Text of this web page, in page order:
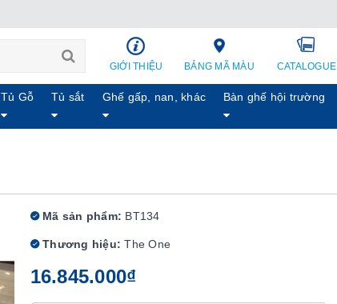
GIỚI THIỆU BẢNG MÃ MÀU CATALOGUE
Tủ Gỗ Tủ sắt Ghế gấp, nan, khác Bàn ghế hội trường
Mã sản phẩm: BT134
Thương hiệu: The One
16.845.000₫